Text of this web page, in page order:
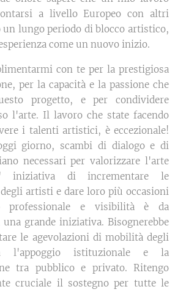
a livello Europeo con altri
un lungo periodo di blocco artistico,
come un nuovo inizio.
con te per la prestigiosa
per la capacità e la passione che
progetto, e per condividere
l'arte. Il lavoro che state facendo
i talenti artistici, è eccezionale!
giorno, scambi di dialogo e di
necessari per valorizzare l'arte
iniziativa di incrementare le
artisti e dare loro più occasioni
professionale e visibilità è da
grande iniziativa. Bisognerebbe
le agevolazioni di mobilità degli
l'appoggio istituzionale e la
tra pubblico e privato. Ritengo
cruciale il sostegno per tutte le